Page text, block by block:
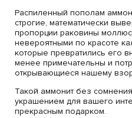
Распиленный пополам
строгие, математически
пропорции раковины
невероятными по красоте
которые превратились его
менее примечательны и
открывающиеся нашему
Такой аммонит без
украшением для вашего
прекрасным подарком.